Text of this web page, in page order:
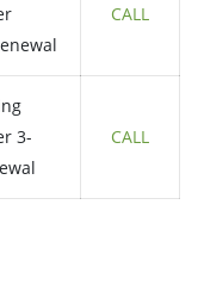
CALL
3-
CALL